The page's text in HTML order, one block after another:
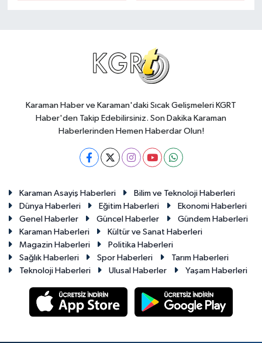
Karaman Haber ve Karaman'daki Sıcak Gelişmeleri KGRT
Haber'den Takip Edebilirsiniz. Son Dakika Karaman
Haberlerinden Hemen Haberdar Olun!
Karaman Asayiş Haberleri
Bilim ve Teknoloji Haberleri
Dünya Haberleri
Eğitim Haberleri
Ekonomi Haberleri
Genel Haberler
Güncel Haberler
Gündem Haberleri
Karaman Haberleri
Kültür ve Sanat Haberleri
Magazin Haberleri
Politika Haberleri
Sağlık Haberleri
Spor Haberleri
Tarım Haberleri
Teknoloji Haberleri
Ulusal Haberler Yaşam Haberleri